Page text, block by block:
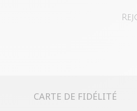
Vous avez
magasin ou
livraison/
"Mes
CARTE DE FIDÉLITÉ